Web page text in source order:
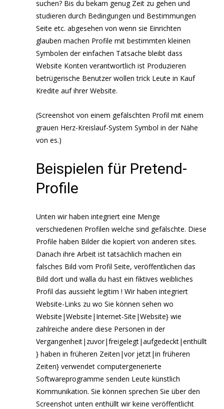
suchen? Bis du bekam genug Zeit zu gehen und
studieren durch Bedingungen und Bestimmungen
Seite etc. abgesehen von wenn sie Einrichten
glauben machen Profile mit bestimmten kleinen
Symbolen der einfachen Tatsache bleibt dass
Website Konten verantwortlich ist Produzieren
betrügerische Benutzer wollen trick Leute in Kauf
Kredite auf ihrer Website.
(Screenshot von einem gefälschten Profil mit einem
grauen Herz-Kreislauf-System Symbol in der Nähe
von es.)
Beispielen für Pretend-
Profile
Unten wir haben integriert eine Menge
verschiedenen Profilen welche sind gefälschte. Diese
Profile haben Bilder die kopiert von anderen sites.
Danach ihre Arbeit ist tatsächlich machen ein
falsches Bild vom Profil Seite, veröffentlichen das
Bild dort und walla du hast ein fiktives weibliches
Profil das aussieht legitim ! Wir haben integriert
Website-Links zu wo Sie können sehen wo
Website|Website|Internet-Site|Website} wie
zahlreiche andere diese Personen in der
Vergangenheit|zuvor|freigelegt|aufgedeckt|enthüllt
} haben in früheren Zeiten|vor jetzt|in früheren
Zeiten} verwendet computergenerierte
Softwareprogramme senden Leute künstlich
Kommunikation. Sie können sprechen Sie über den
Screenshot unten enthüllt wir keine veröffentlicht